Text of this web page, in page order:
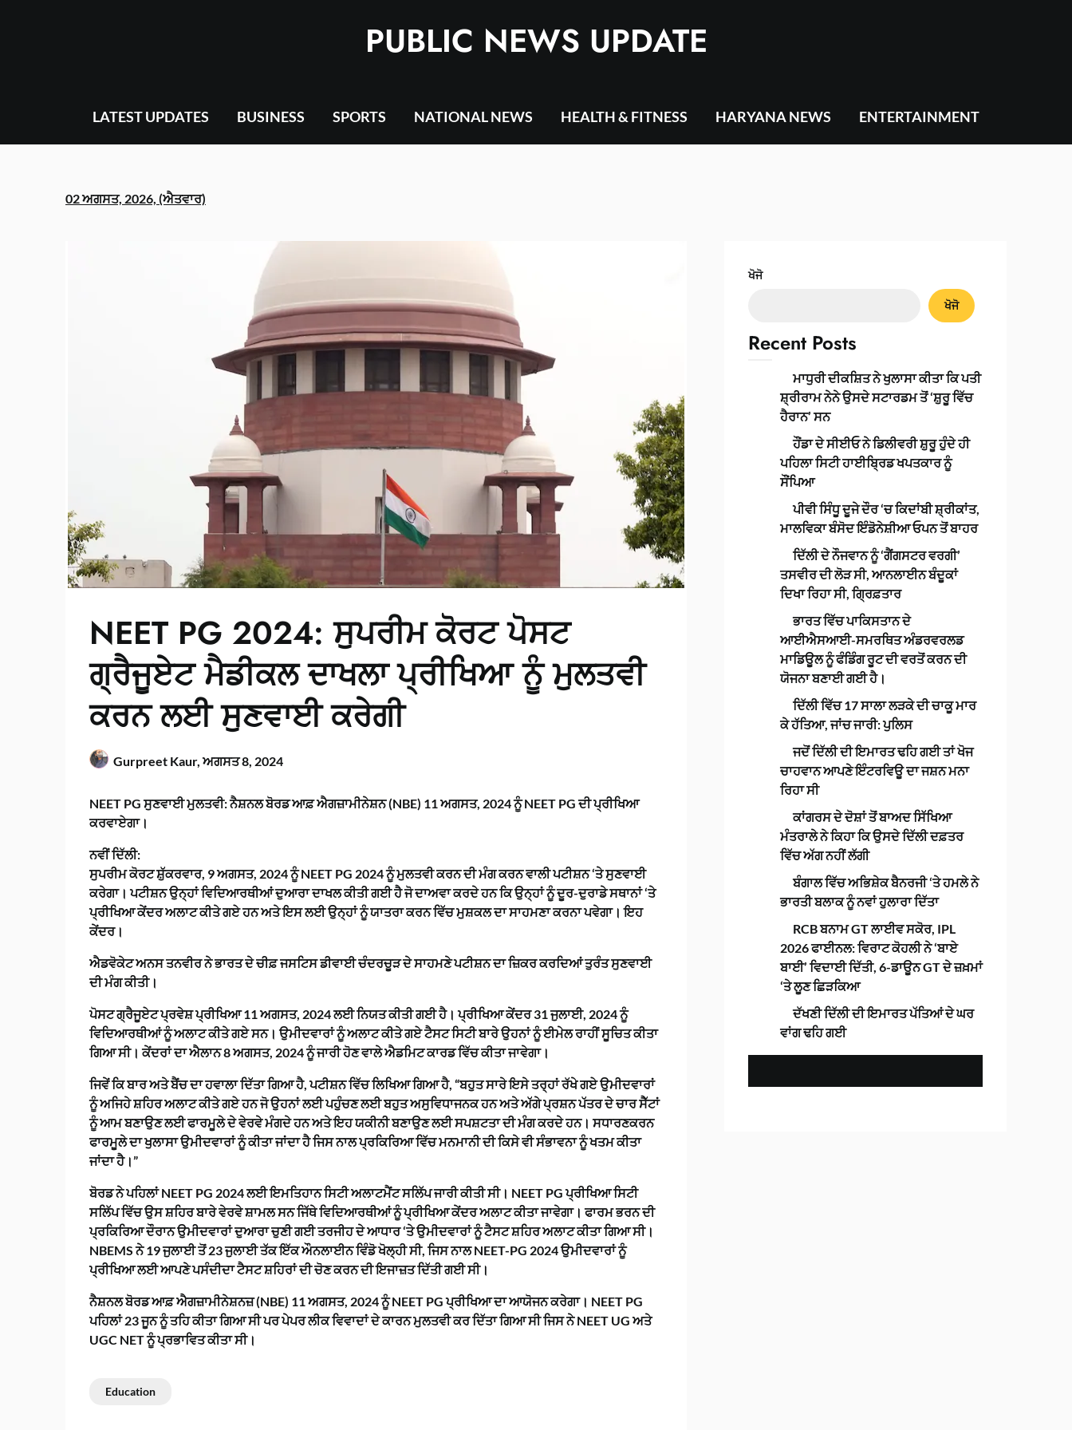
PUBLIC NEWS UPDATE
LATEST UPDATES BUSINESS SPORTS NATIONAL NEWS HEALTH & FITNESS HARYANA NEWS ENTERTAINMENT
02 ਅਗਸਤ, 2026, (ਐਤਵਾਰ)
NEET PG 2024: ਸੁਪਰੀਮ ਕੋਰਟ ਪੋਸਟ
ਗ੍ਰੈਜੂਏਟ ਮੈਡੀਕਲ ਦਾਖਲਾ ਪ੍ਰੀਖਿਆ ਨੂੰ ਮੁਲਤਵੀ
ਕਰਨ ਲਈ ਸੁਣਵਾਈ ਕਰੇਗੀ
Gurpreet Kaur,ਅਗਸਤ 8, 2024
NEET PG ਸੁਣਵਾਈ ਮੁਲਤਵੀ: ਨੈਸ਼ਨਲ ਬੋਰਡ ਆਫ਼ ਐਗਜ਼ਾਮੀਨੇਸ਼ਨ (NBE) 11 ਅਗਸਤ, 2024 ਨੂੰ NEET PG ਦੀ ਪ੍ਰੀਖਿਆ
ਕਰਵਾਏਗਾ।
ਨਵੀਂ ਦਿੱਲੀ:
ਸੁਪਰੀਮ ਕੋਰਟ ਸ਼ੁੱਕਰਵਾਰ, 9 ਅਗਸਤ, 2024 ਨੂੰ NEET PG 2024 ਨੂੰ ਮੁਲਤਵੀ ਕਰਨ ਦੀ ਮੰਗ ਕਰਨ ਵਾਲੀ ਪਟੀਸ਼ਨ ‘ਤੇ ਸੁਣਵਾਈ
ਕਰੇਗਾ। ਪਟੀਸ਼ਨ ਉਨ੍ਹਾਂ ਵਿਦਿਆਰਥੀਆਂ ਦੁਆਰਾ ਦਾਖਲ ਕੀਤੀ ਗਈ ਹੈ ਜੋ ਦਾਅਵਾ ਕਰਦੇ ਹਨ ਕਿ ਉਨ੍ਹਾਂ ਨੂੰ ਦੂਰ-ਦੁਰਾਡੇ ਸਥਾਨਾਂ ‘ਤੇ
ਪ੍ਰੀਖਿਆ ਕੇਂਦਰ ਅਲਾਟ ਕੀਤੇ ਗਏ ਹਨ ਅਤੇ ਇਸ ਲਈ ਉਨ੍ਹਾਂ ਨੂੰ ਯਾਤਰਾ ਕਰਨ ਵਿੱਚ ਮੁਸ਼ਕਲ ਦਾ ਸਾਹਮਣਾ ਕਰਨਾ ਪਵੇਗਾ। ਇਹ
ਕੇਂਦਰ।
ਐਡਵੋਕੇਟ ਅਨਸ ਤਨਵੀਰ ਨੇ ਭਾਰਤ ਦੇ ਚੀਫ਼ ਜਸਟਿਸ ਡੀਵਾਈ ਚੰਦਰਚੂੜ ਦੇ ਸਾਹਮਣੇ ਪਟੀਸ਼ਨ ਦਾ ਜ਼ਿਕਰ ਕਰਦਿਆਂ ਤੁਰੰਤ ਸੁਣਵਾਈ
ਦੀ ਮੰਗ ਕੀਤੀ।
ਪੋਸਟ ਗ੍ਰੈਜੂਏਟ ਪ੍ਰਵੇਸ਼ ਪ੍ਰੀਖਿਆ 11 ਅਗਸਤ, 2024 ਲਈ ਨਿਯਤ ਕੀਤੀ ਗਈ ਹੈ। ਪ੍ਰੀਖਿਆ ਕੇਂਦਰ 31 ਜੁਲਾਈ, 2024 ਨੂੰ
ਵਿਦਿਆਰਥੀਆਂ ਨੂੰ ਅਲਾਟ ਕੀਤੇ ਗਏ ਸਨ। ਉਮੀਦਵਾਰਾਂ ਨੂੰ ਅਲਾਟ ਕੀਤੇ ਗਏ ਟੈਸਟ ਸਿਟੀ ਬਾਰੇ ਉਹਨਾਂ ਨੂੰ ਈਮੇਲ ਰਾਹੀਂ ਸੂਚਿਤ ਕੀਤਾ
ਗਿਆ ਸੀ। ਕੇਂਦਰਾਂ ਦਾ ਐਲਾਨ 8 ਅਗਸਤ, 2024 ਨੂੰ ਜਾਰੀ ਹੋਣ ਵਾਲੇ ਐਡਮਿਟ ਕਾਰਡ ਵਿੱਚ ਕੀਤਾ ਜਾਵੇਗਾ।
ਜਿਵੇਂ ਕਿ ਬਾਰ ਅਤੇ ਬੈਂਚ ਦਾ ਹਵਾਲਾ ਦਿੱਤਾ ਗਿਆ ਹੈ, ਪਟੀਸ਼ਨ ਵਿੱਚ ਲਿਖਿਆ ਗਿਆ ਹੈ, “ਬਹੁਤ ਸਾਰੇ ਇਸੇ ਤਰ੍ਹਾਂ ਰੱਖੇ ਗਏ ਉਮੀਦਵਾਰਾਂ
ਨੂੰ ਅਜਿਹੇ ਸ਼ਹਿਰ ਅਲਾਟ ਕੀਤੇ ਗਏ ਹਨ ਜੋ ਉਹਨਾਂ ਲਈ ਪਹੁੰਚਣ ਲਈ ਬਹੁਤ ਅਸੁਵਿਧਾਜਨਕ ਹਨ ਅਤੇ ਅੱਗੇ ਪ੍ਰਸ਼ਨ ਪੱਤਰ ਦੇ ਚਾਰ ਸੈੱਟਾਂ
ਨੂੰ ਆਮ ਬਣਾਉਣ ਲਈ ਫਾਰਮੂਲੇ ਦੇ ਵੇਰਵੇ ਮੰਗਦੇ ਹਨ ਅਤੇ ਇਹ ਯਕੀਨੀ ਬਣਾਉਣ ਲਈ ਸਪਸ਼ਟਤਾ ਦੀ ਮੰਗ ਕਰਦੇ ਹਨ। ਸਧਾਰਣਕਰਨ
ਫਾਰਮੂਲੇ ਦਾ ਖੁਲਾਸਾ ਉਮੀਦਵਾਰਾਂ ਨੂੰ ਕੀਤਾ ਜਾਂਦਾ ਹੈ ਜਿਸ ਨਾਲ ਪ੍ਰਕਿਰਿਆ ਵਿੱਚ ਮਨਮਾਨੀ ਦੀ ਕਿਸੇ ਵੀ ਸੰਭਾਵਨਾ ਨੂੰ ਖਤਮ ਕੀਤਾ
ਜਾਂਦਾ ਹੈ।”
ਬੋਰਡ ਨੇ ਪਹਿਲਾਂ NEET PG 2024 ਲਈ ਇਮਤਿਹਾਨ ਸਿਟੀ ਅਲਾਟਮੈਂਟ ਸਲਿੱਪ ਜਾਰੀ ਕੀਤੀ ਸੀ। NEET PG ਪ੍ਰੀਖਿਆ ਸਿਟੀ
ਸਲਿੱਪ ਵਿੱਚ ਉਸ ਸ਼ਹਿਰ ਬਾਰੇ ਵੇਰਵੇ ਸ਼ਾਮਲ ਸਨ ਜਿੱਥੇ ਵਿਦਿਆਰਥੀਆਂ ਨੂੰ ਪ੍ਰੀਖਿਆ ਕੇਂਦਰ ਅਲਾਟ ਕੀਤਾ ਜਾਵੇਗਾ। ਫਾਰਮ ਭਰਨ ਦੀ
ਪ੍ਰਕਿਰਿਆ ਦੌਰਾਨ ਉਮੀਦਵਾਰਾਂ ਦੁਆਰਾ ਚੁਣੀ ਗਈ ਤਰਜੀਹ ਦੇ ਆਧਾਰ ‘ਤੇ ਉਮੀਦਵਾਰਾਂ ਨੂੰ ਟੈਸਟ ਸ਼ਹਿਰ ਅਲਾਟ ਕੀਤਾ ਗਿਆ ਸੀ।
NBEMS ਨੇ 19 ਜੁਲਾਈ ਤੋਂ 23 ਜੁਲਾਈ ਤੱਕ ਇੱਕ ਔਨਲਾਈਨ ਵਿੰਡੋ ਖੋਲ੍ਹੀ ਸੀ, ਜਿਸ ਨਾਲ NEET-PG 2024 ਉਮੀਦਵਾਰਾਂ ਨੂੰ
ਪ੍ਰੀਖਿਆ ਲਈ ਆਪਣੇ ਪਸੰਦੀਦਾ ਟੈਸਟ ਸ਼ਹਿਰਾਂ ਦੀ ਚੋਣ ਕਰਨ ਦੀ ਇਜਾਜ਼ਤ ਦਿੱਤੀ ਗਈ ਸੀ।
ਨੈਸ਼ਨਲ ਬੋਰਡ ਆਫ਼ ਐਗਜ਼ਾਮੀਨੇਸ਼ਨਜ਼ (NBE) 11 ਅਗਸਤ, 2024 ਨੂੰ NEET PG ਪ੍ਰੀਖਿਆ ਦਾ ਆਯੋਜਨ ਕਰੇਗਾ। NEET PG
ਪਹਿਲਾਂ 23 ਜੂਨ ਨੂੰ ਤਹਿ ਕੀਤਾ ਗਿਆ ਸੀ ਪਰ ਪੇਪਰ ਲੀਕ ਵਿਵਾਦਾਂ ਦੇ ਕਾਰਨ ਮੁਲਤਵੀ ਕਰ ਦਿੱਤਾ ਗਿਆ ਸੀ ਜਿਸ ਨੇ NEET UG ਅਤੇ
UGC NET ਨੂੰ ਪ੍ਰਭਾਵਿਤ ਕੀਤਾ ਸੀ।
Education
ਖੋਜੋ
ਖੋਜੋ
Recent Posts
ਮਾਧੁਰੀ ਦੀਕਸ਼ਿਤ ਨੇ ਖੁਲਾਸਾ ਕੀਤਾ ਕਿ ਪਤੀ
ਸ਼੍ਰੀਰਾਮ ਨੇਨੇ ਉਸਦੇ ਸਟਾਰਡਮ ਤੋਂ ‘ਸ਼ੁਰੂ ਵਿੱਚ
ਹੈਰਾਨ’ ਸਨ
ਹੌਂਡਾ ਦੇ ਸੀਈਓ ਨੇ ਡਿਲੀਵਰੀ ਸ਼ੁਰੂ ਹੁੰਦੇ ਹੀ
ਪਹਿਲਾ ਸਿਟੀ ਹਾਈਬ੍ਰਿਡ ਖਪਤਕਾਰ ਨੂੰ
ਸੌਂਪਿਆ
ਪੀਵੀ ਸਿੰਧੂ ਦੂਜੇ ਦੌਰ ‘ਚ ਕਿਦਾਂਬੀ ਸ਼੍ਰੀਕਾਂਤ,
ਮਾਲਵਿਕਾ ਬੰਸੋਦ ਇੰਡੋਨੇਸ਼ੀਆ ਓਪਨ ਤੋਂ ਬਾਹਰ
ਦਿੱਲੀ ਦੇ ਨੌਜਵਾਨ ਨੂੰ ‘ਗੈਂਗਸਟਰ ਵਰਗੀ’
ਤਸਵੀਰ ਦੀ ਲੋੜ ਸੀ, ਆਨਲਾਈਨ ਬੰਦੂਕਾਂ
ਦਿਖਾ ਰਿਹਾ ਸੀ, ਗ੍ਰਿਫ਼ਤਾਰ
ਭਾਰਤ ਵਿੱਚ ਪਾਕਿਸਤਾਨ ਦੇ
ਆਈਐਸਆਈ-ਸਮਰਥਿਤ ਅੰਡਰਵਰਲਡ
ਮਾਡਿਊਲ ਨੂੰ ਫੰਡਿੰਗ ਰੂਟ ਦੀ ਵਰਤੋਂ ਕਰਨ ਦੀ
ਯੋਜਨਾ ਬਣਾਈ ਗਈ ਹੈ।
ਦਿੱਲੀ ਵਿੱਚ 17 ਸਾਲਾ ਲੜਕੇ ਦੀ ਚਾਕੂ ਮਾਰ
ਕੇ ਹੱਤਿਆ, ਜਾਂਚ ਜਾਰੀ: ਪੁਲਿਸ
ਜਦੋਂ ਦਿੱਲੀ ਦੀ ਇਮਾਰਤ ਢਹਿ ਗਈ ਤਾਂ ਖੋਜ
ਚਾਹਵਾਨ ਆਪਣੇ ਇੰਟਰਵਿਊ ਦਾ ਜਸ਼ਨ ਮਨਾ
ਰਿਹਾ ਸੀ
ਕਾਂਗਰਸ ਦੇ ਦੋਸ਼ਾਂ ਤੋਂ ਬਾਅਦ ਸਿੱਖਿਆ
ਮੰਤਰਾਲੇ ਨੇ ਕਿਹਾ ਕਿ ਉਸਦੇ ਦਿੱਲੀ ਦਫ਼ਤਰ
ਵਿੱਚ ਅੱਗ ਨਹੀਂ ਲੱਗੀ
ਬੰਗਾਲ ਵਿੱਚ ਅਭਿਸ਼ੇਕ ਬੈਨਰਜੀ ‘ਤੇ ਹਮਲੇ ਨੇ
ਭਾਰਤੀ ਬਲਾਕ ਨੂੰ ਨਵਾਂ ਹੁਲਾਰਾ ਦਿੱਤਾ
RCB ਬਨਾਮ GT ਲਾਈਵ ਸਕੋਰ, IPL
2026 ਫਾਈਨਲ: ਵਿਰਾਟ ਕੋਹਲੀ ਨੇ ‘ਬਾਏ
ਬਾਈ’ ਵਿਦਾਈ ਦਿੱਤੀ, 6-ਡਾਊਨ GT ਦੇ ਜ਼ਖ਼ਮਾਂ
‘ਤੇ ਲੂਣ ਛਿੜਕਿਆ
ਦੱਖਣੀ ਦਿੱਲੀ ਦੀ ਇਮਾਰਤ ਪੱਤਿਆਂ ਦੇ ਘਰ
ਵਾਂਗ ਢਹਿ ਗਈ